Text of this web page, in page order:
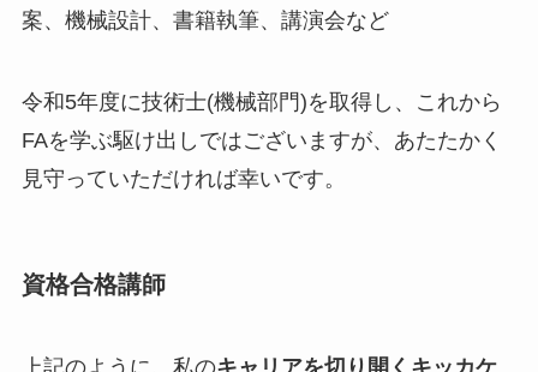
案、機械設計、書籍執筆、講演会など
令和5年度に技術士(機械部門)を取得し、これから
FAを学ぶ駆け出しではございますが、あたたかく
見守っていただければ幸いです。
資格合格講師